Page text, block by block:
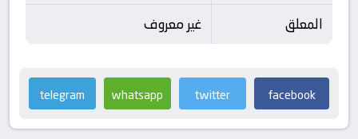
المعلق
غير معروف
facebook
twitter
whatsapp
telegram